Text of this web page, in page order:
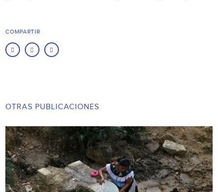
COMPARTIR
OTRAS PUBLICACIONES